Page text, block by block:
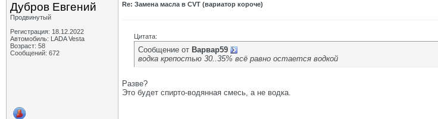
Дубров Евгений
Продвинутый
Регистрация: 18.12.2022
Автомобиль: LADA Vesta
Возраст: 58
Сообщений: 672
Re: Замена масла в CVT (вариатор короче)
Цитата:
Сообщение от Варвар59
водка крепостью 30..35% всё равно остается водкой
Разве?
Это будет спирто-водянная смесь, а не водка.